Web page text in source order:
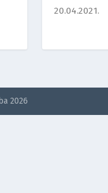
20.04.2021.
2026